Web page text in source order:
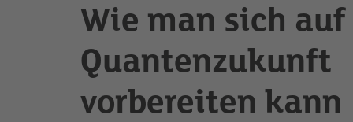
Wie man sich
Quantenzukunft
vorbereiten kann